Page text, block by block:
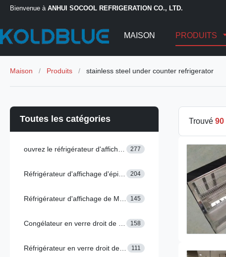
Bienvenue à ANHUI SOCOOL REFRIGERATION CO., LTD.
MAISON PRODUITS
Maison / Produits / stainless steel under counter refrigerator
Toutes les catégories
277
204
145
158
111
Trouvé 90